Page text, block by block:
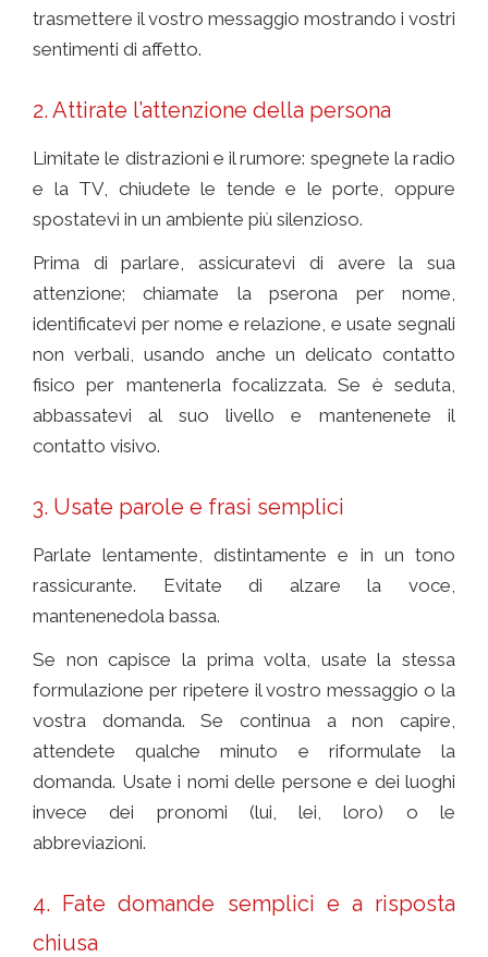
trasmettere il vostro messaggio mostrando i vostri
sentimenti di affetto.
2. Attirate l’attenzione della persona
Limitate le distrazioni e il rumore: spegnete la radio
e la TV, chiudete le tende e le porte, oppure
spostatevi in un ambiente più silenzioso.
Prima di parlare, assicuratevi di avere la sua
attenzione; chiamate la pserona per nome,
identificatevi per nome e relazione, e usate segnali
non verbali, usando anche un delicato contatto
fisico per mantenerla focalizzata. Se è seduta,
abbassatevi al suo livello e mantenenete il
contatto visivo.
3. Usate parole e frasi semplici
Parlate lentamente, distintamente e in un tono
rassicurante. Evitate di alzare la voce,
mantenenedola bassa.
Se non capisce la prima volta, usate la stessa
formulazione per ripetere il vostro messaggio o la
vostra domanda. Se continua a non capire,
attendete qualche minuto e riformulate la
domanda. Usate i nomi delle persone e dei luoghi
invece dei pronomi (lui, lei, loro) o le
abbreviazioni.
4. Fate domande semplici e a risposta
chiusa